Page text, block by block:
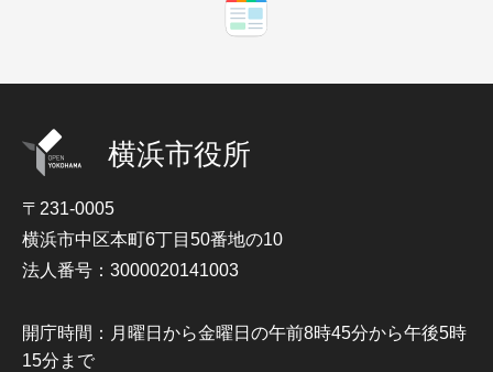
横浜市役所
〒231-0005
横浜市中区本町6丁目50番地の10
法人番号：3000020141003
開庁時間：月曜日から金曜日の午前8時45分から午後5時
15分まで